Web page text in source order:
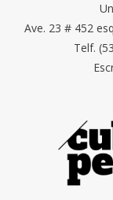
Ave. 23 # 452
Telf.